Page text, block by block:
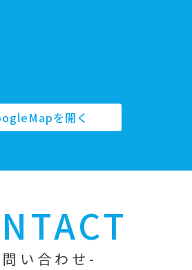
を開く
い合わせ